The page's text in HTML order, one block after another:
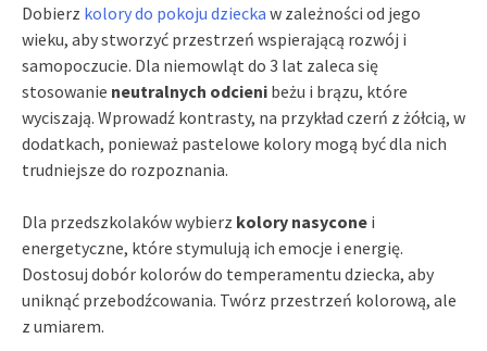
Dobierz kolory do pokoju dziecka w zależności od jego
wieku, aby stworzyć przestrzeń wspierającą rozwój i
samopoczucie. Dla niemowląt do 3 lat zaleca się
stosowanie neutralnych odcieni beżu i brązu, które
wyciszają. Wprowadź kontrasty, na przykład czerń z żółcią, w
dodatkach, ponieważ pastelowe kolory mogą być dla nich
trudniejsze do rozpoznania.
Dla przedszkolaków wybierz kolory nasycone i
energetyczne, które stymulują ich emocje i energię.
Dostosuj dobór kolorów do temperamentu dziecka, aby
uniknąć przebodźcowania. Twórz przestrzeń kolorową, ale
z umiarem.